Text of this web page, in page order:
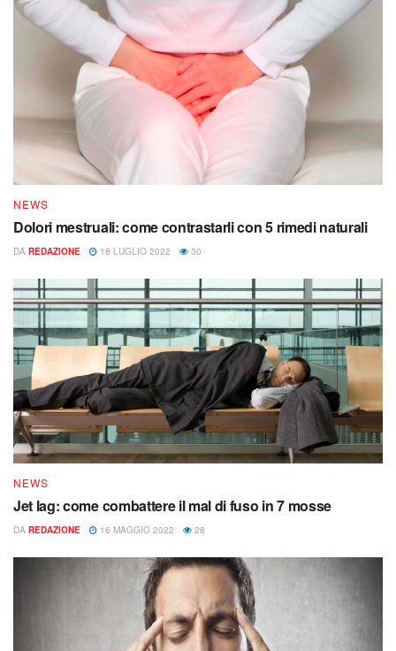
NEWS
Dolori mestruali: come contrastarli con 5 rimedi naturali
DA REDAZIONE 18 LUGLIO 2022 30
NEWS
Jet lag: come combattere il mal di fuso in 7 mosse
DA REDAZIONE 16 MAGGIO 2022 28